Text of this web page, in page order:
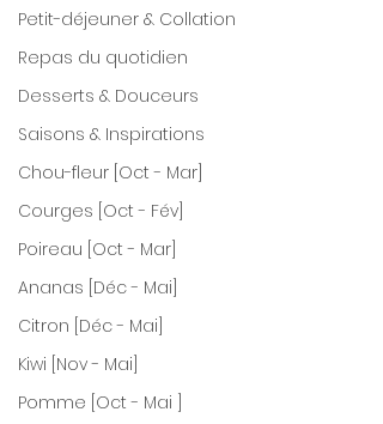
Petit-déjeuner & Collation
Repas du quotidien
Desserts & Douceurs
Saisons & Inspirations
Chou-fleur [Oct - Mar]
Courges [Oct - Fév]
Poireau [Oct - Mar]
Ananas [Déc - Mai]
Citron [Déc - Mai]
Kiwi [Nov - Mai]
Pomme [Oct - Mai ]